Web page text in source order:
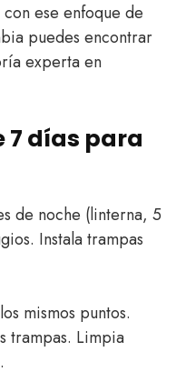
ese enfoque de
puedes encontrar
experta en
7 días para
de noche (linterna, 5
Instala trampas
mismos puntos.
trampas. Limpia